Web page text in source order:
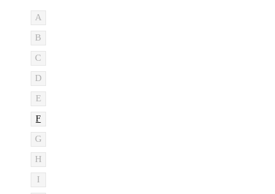
A
B
C
D
E
F
G
H
I